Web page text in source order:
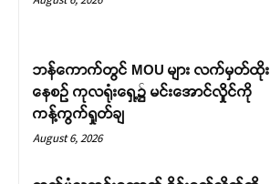
ဘန်ကောက်တွင် MOU များ လက်မှတ်ထိုး
နေစဉ် ကုလရုံးရှေ့၌ မင်းအောင်လှိုင်ကို
ကန့်ကွက်ရှုတ်ချ
August 6, 2026